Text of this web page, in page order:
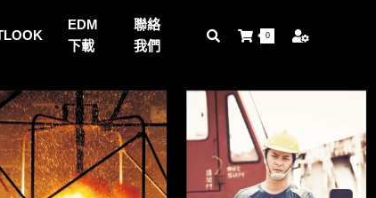
EDM
下載
聯絡
我們
0